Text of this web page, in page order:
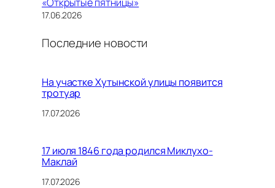
17.06.2026
Последние новости
На участке Хутынской улицы появится
тротуар
17.07.2026
17 июля 1846 года родился Миклухо-
Маклай
17.07.2026